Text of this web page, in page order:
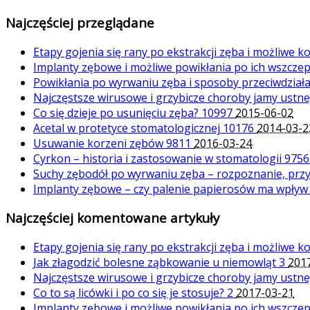
Najczęściej przeglądane
Etapy gojenia się rany po ekstrakcji zęba i możliwe
Implanty zębowe i możliwe powikłania po ich
Powikłania po wyrwaniu zęba i sposoby
Najczęstsze wirusowe i grzybicze choroby jamy
Co się dzieje po usunięciu zęba? 10997 2015-06-02
Acetal w protetyce stomatologicznej 10176 2014-03-
Usuwanie korzeni zębów9811 2016-03-24
Cyrkon – historia i zastosowanie w stomatologii
Suchy zębodół po wyrwaniu zęba – rozpoznanie,
Implanty zębowe – czy palenie papierosów ma
Najczęściej komentowane artykuły
Etapy gojenia się rany po ekstrakcji zęba i możliwe
Jak złagodzić bolesne ząbkowanie u niemowląt3
Najczęstsze wirusowe i grzybicze choroby jamy
Co to są licówki i po co się je stosuje? 2 2017-03-21